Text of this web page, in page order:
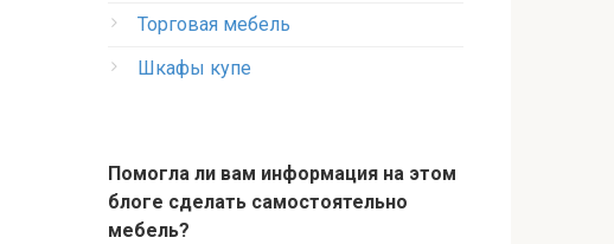
Торговая мебель
Шкафы купе
Помогла ли вам информация на этом
блоге сделать самостоятельно
мебель?